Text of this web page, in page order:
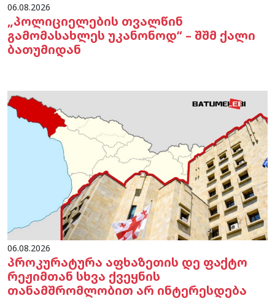
06.08.2026
„პოლიციელების თვალწინ
გამომასახლეს უკანონოდ“ – შშმ ქალი
ბათუმიდან
06.08.2026
პროკურატურა აფხაზეთის დე ფაქტო
რეჟიმთან სხვა ქვეყნის
თანამშრომლობით არ ინტერესდება